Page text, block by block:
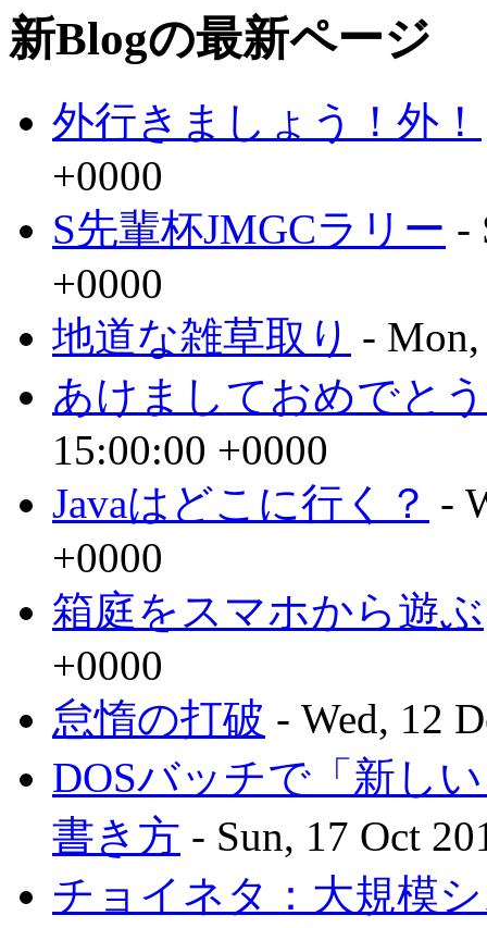
新Blogの最新ページ
外行きましょう！外！
+0000
S先輩杯JMGCラリー -
+0000
地道な雑草取り -
あけましておめでと
15:00:00 +0000
Javaはどこに行く？ -
+0000
箱庭をスマホから遊ぶ
+0000
怠惰の打破 - Wed, 12
DOSバッチで「新し
書き方 - Sun, 17 Oct
チョイネタ：大規模